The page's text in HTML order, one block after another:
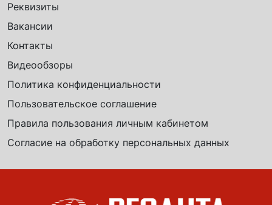
Реквизиты
Вакансии
Контакты
Видеообзоры
Политика конфиденциальности
Пользовательское соглашение
Правила пользования личным кабинетом
Согласие на обработку персональных данных